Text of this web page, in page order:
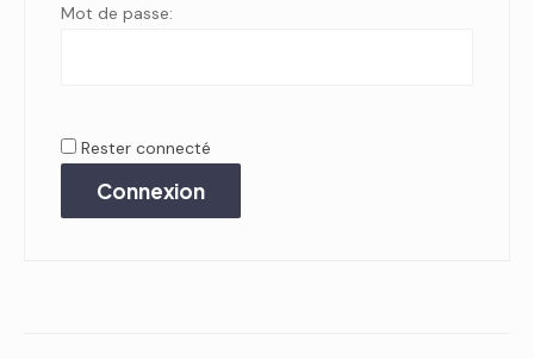
Mot de passe:
Rester connecté
Connexion